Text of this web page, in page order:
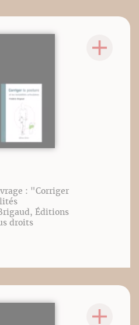
: "Corriger
Éditions
droits